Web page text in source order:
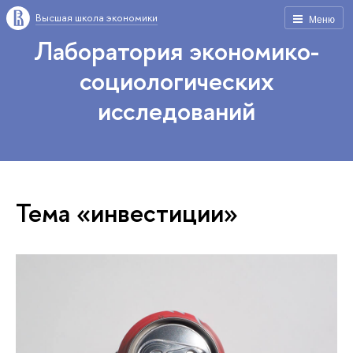
Меню
Высшая школа экономики
Лаборатория экономико-
социологических
исследований
Тема «инвестиции»